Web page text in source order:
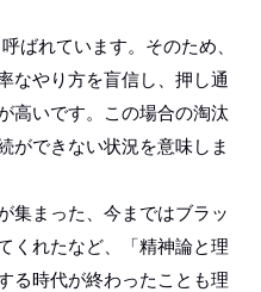
ばれています。そのため、
なやり方を盲信し、押し通
高いです。この場合の淘汰
ができない状況を意味しま
集まった、今まではブラッ
くれたなど、「精神論と理
る時代が終わったことも理